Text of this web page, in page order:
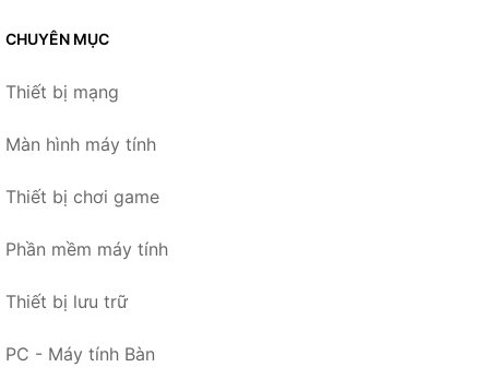
CHUYÊN MỤC
Thiết bị mạng
Màn hình máy tính
Thiết bị chơi game
Phần mềm máy tính
Thiết bị lưu trữ
PC - Máy tính Bàn